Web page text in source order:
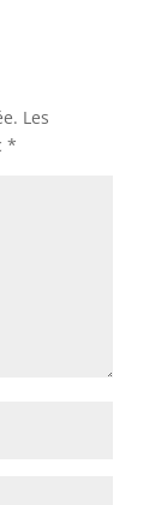
Les
*